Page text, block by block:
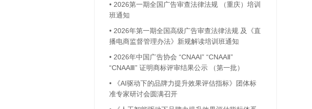
• 2026第一期全国广告审查法律法规 （重庆）培训
班通知
• 2026年第一期全国高级广告审查法律法规 及《直
播电商监督管理办法》新规解读培训班通知
• 2026年中国广告协会 “CNAAⅠ” “CNAAⅡ”
“CNAAⅢ” 证明商标评审结果公示 （第一批）
•
《AI驱动下的品牌力提升效果评估指标》团体标
准专家研讨会圆满召开